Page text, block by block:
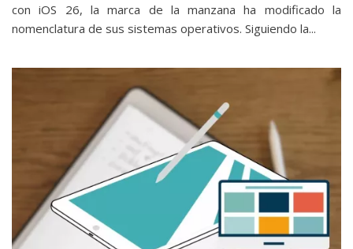
con iOS 26, la marca de la manzana ha modificado la
nomenclatura de sus sistemas operativos. Siguiendo la...